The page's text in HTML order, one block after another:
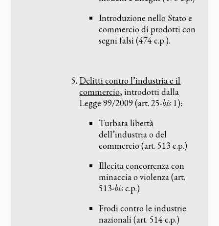
Introduzione nello Stato e
commercio di prodotti con
segni falsi (474 c.p.).
Delitti contro l’industria e il
commercio, introdotti dalla
Legge 99/2009 (art. 25-bis 1):
Turbata libertà
dell’industria o del
commercio (art. 513 c.p.)
Illecita concorrenza con
minaccia o violenza (art.
513-bisc.p.)
Frodi contro le industrie
nazionali (art. 514 c.p.)